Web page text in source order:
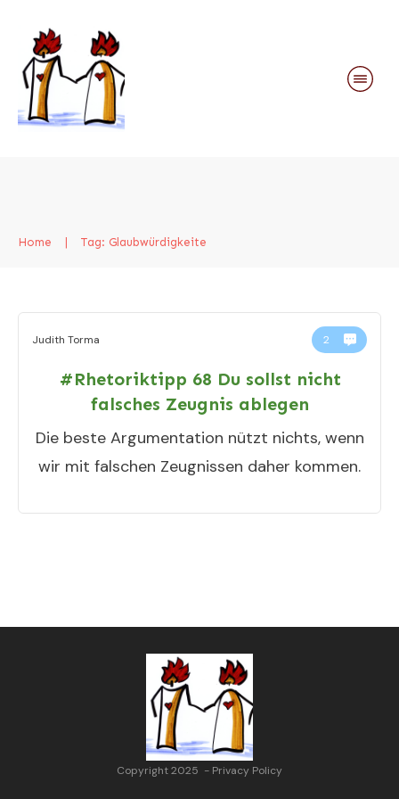
Home Tag: Glaubwürdigkeite
Judith Torma 2
#Rhetoriktipp 68 Du sollst nicht
falsches Zeugnis ablegen
Die beste Argumentation nützt nichts, wenn
wir mit falschen Zeugnissen daher kommen.
Copyright 2025 - Privacy Policy